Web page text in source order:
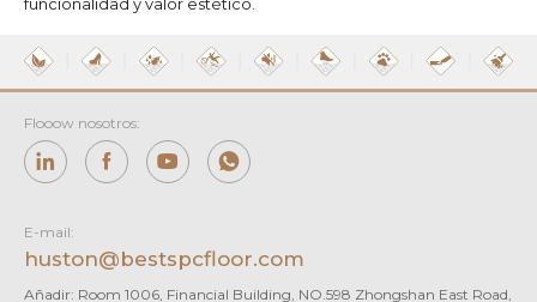
funcionalidad y valor estético.
Flooow nosotros:
E-mail:
huston@bestspcfloor.com
Añadir: Room 1006, Financial Building, NO.598 Zhongshan East Road,